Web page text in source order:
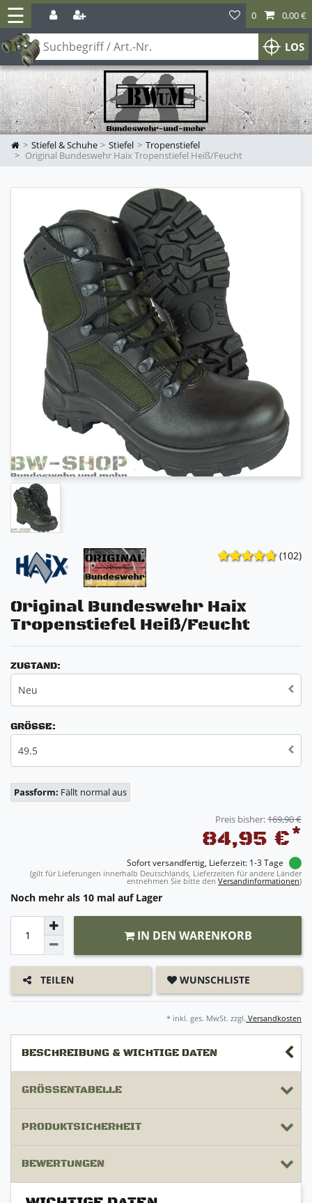
☰
LOS
0 0,00 €
Stiefel & Schuhe Stiefel
Tropenstiefel
Original Bundeswehr Haix Tropenstiefel Heiß/Feucht
(102)
Original Bundeswehr Haix
Tropenstiefel Heiß/Feucht
ZUSTAND:
Neu
GRÖSSE:
49.5
Passform: Fällt normal aus
Preis bisher:169,90 €
84,95 €*
Sofort versandfertig, Lieferzeit: 1-3 Tage
(gilt für Lieferungen innerhalb Deutschlands, Lieferzeiten für andere Länder
entnehmen Sie bitte den Versandinformationen)
Noch mehr als 10 mal auf Lager
IN DEN WARENKORB
TEILEN WUNSCHLISTE
* inkl. ges. MwSt. zzgl. Versandkosten
BESCHREIBUNG & WICHTIGE DATEN
GRÖSSENTABELLE
PRODUKTSICHERHEIT
BEWERTUNGEN